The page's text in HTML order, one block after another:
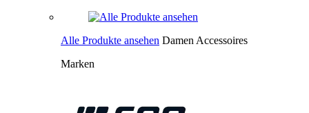
Alle Produkte ansehen Damen Accessoires
Marken